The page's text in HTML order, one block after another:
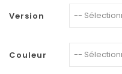
Version
Couleur